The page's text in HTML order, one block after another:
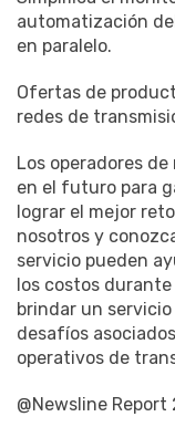
automatización
en paralelo.
Ofertas de
redes de
Los operadores
en el futuro para
lograr el mejor
nosotros y
servicio pueden
los costos
brindar un
desafíos
operativos de
@Newsline Report